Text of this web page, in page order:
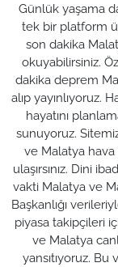
Günlük yaşama
tek bir platform
son dakika
okuyabilirsiniz.
dakika deprem
alıp yayınlıyoruz.
hayatını
sunuyoruz.
ve Malatya
ulaşırsınız. Dini
vakti Malatya ve
Başkanlığı
piyasa takipçileri
ve Malatya
yansıtıyoruz.